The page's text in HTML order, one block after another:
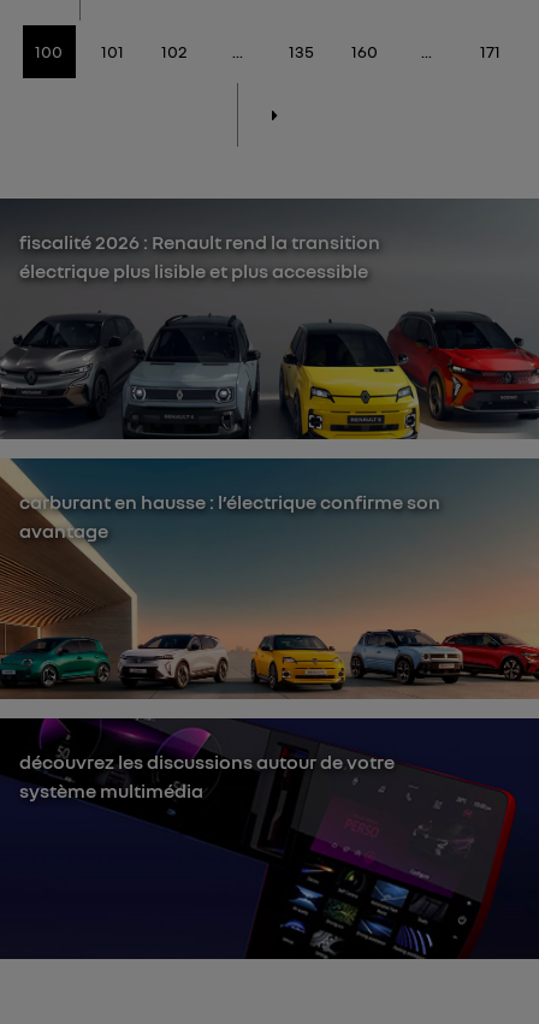
100 101 102 135 160 171
fiscalité 2026 : Renault rend la transition
électrique plus lisible et plus accessible
carburant en hausse : l’électrique confirme son
avantage
découvrez les discussions autour de votre
système multimédia